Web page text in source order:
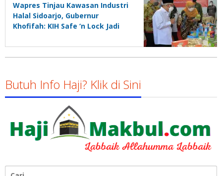
Wapres Tinjau Kawasan Industri
Halal Sidoarjo, Gubernur
Khofifah: KIH Safe ‘n Lock Jadi
Industri Halal
Butuh Info Haji? Klik di Sini